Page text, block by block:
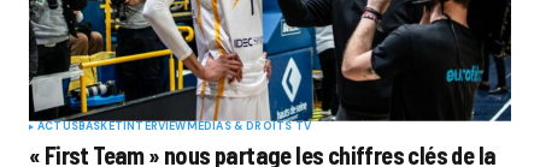
ACTUSBASKETINTERVIEWMÉDIAS & DROITS TV
« First Team » nous partage les chiffres clés de la